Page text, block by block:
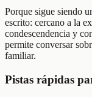
Porque sigue siendo
escrito: cercano a la
condescendencia y
permite conversar
familiar.
Pistas rápidas